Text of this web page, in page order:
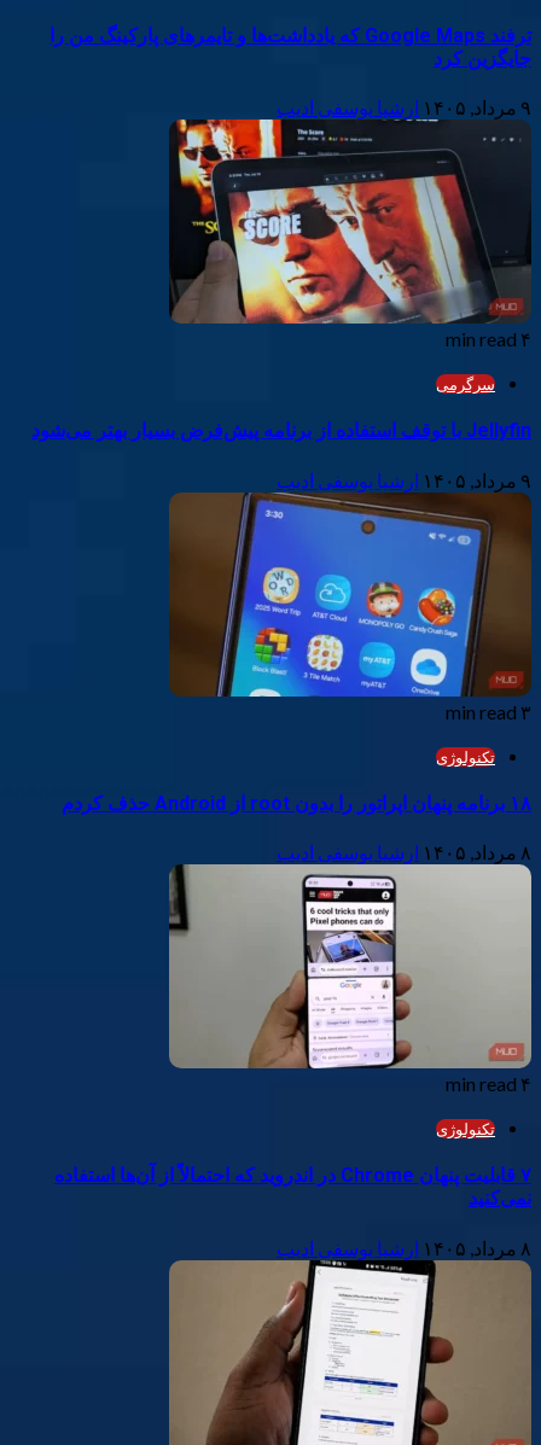
ترفند Google Maps که یادداشت‌ها و تایمرهای پارکینگ من را
جایگزین کرد
۹ مرداد, ۱۴۰۵ ارشیا یوسفی ادیب
۴ min read
سرگرمی
Jellyfin با توقف استفاده از برنامه پیش‌فرض بسیار بهتر می‌شود
۹ مرداد, ۱۴۰۵ ارشیا یوسفی ادیب
۳ min read
تکنولوژی
۱۸ برنامه پنهان اپراتور را بدون root از Android حذف کردم
۸ مرداد, ۱۴۰۵ ارشیا یوسفی ادیب
۴ min read
تکنولوژی
۷ قابلیت پنهان Chrome در اندروید که احتمالاً از آن‌ها استفاده
نمی‌کنید
۸ مرداد, ۱۴۰۵ ارشیا یوسفی ادیب